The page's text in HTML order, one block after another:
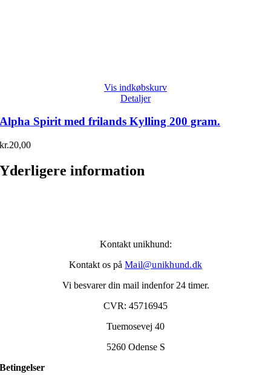
Vis indkøbskurv
Detaljer
Alpha Spirit med frilands Kylling 200 gram.
kr.20,00
Yderligere information
Kontakt unikhund:
Kontakt os på Mail@unikhund.dk
Vi besvarer din mail indenfor 24 timer.
CVR: 45716945
Tuemosevej 40
5260 Odense S
Betingelser